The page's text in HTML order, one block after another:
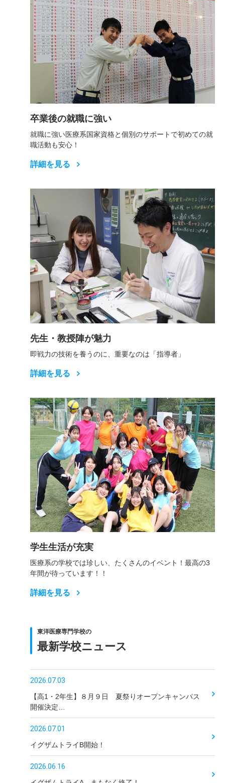
卒業後の就職に強い
就職に強い医療系国家資格と個別のサポートで初めての就
職活動も安心！
詳細を見る
先生・教授陣が魅力
即戦力の技術を養うのに、重要なのは「指導者」
詳細を見る
学生生活が充実
医療系の学校では珍しい、たくさんのイベント！最高の3
年間が待っています！！
詳細を見る
東洋医療専門学校の
最新学校ニュース
2026.07.03
【高1・2年生】８月９日 夏祭りオープンキャンパス
開催決定…
2026.07.01
イグザムトライB開始！
2026.06.16